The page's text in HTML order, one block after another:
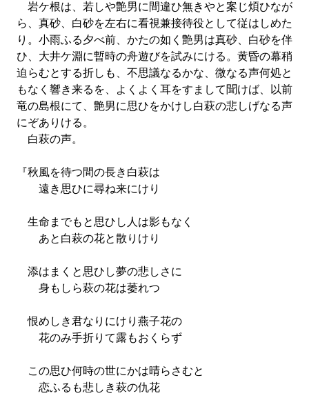
岩ケ根は、若しや艶男に間違ひ無きやと案じ煩ひなが
ら、真砂、白砂を左右に看視兼接待役として従はしめた
り。小雨ふる夕べ前、かたの如く艶男は真砂、白砂を伴
ひ、大井ケ淵に暫時の舟遊びを試みにける。黄昏の幕稍
迫らむとする折しも、不思議なるかな、微なる声何処と
もなく響き来るを、よくよく耳をすまして聞けば、以前
竜の島根にて、艶男に思ひをかけし白萩の悲しげなる声
にぞありける。
白萩の声。
『秋風を待つ間の長き白萩は
遠き思ひに尋ね来にけり
生命までもと思ひし人は影もなく
あと白萩の花と散りけり
添はまくと思ひし夢の悲しさに
身もしら萩の花は萎れつ
恨めしき君なりにけり燕子花の
花のみ手折りて露もおくらず
この思ひ何時の世にかは晴らさむと
恋ふるも悲しき萩の仇花